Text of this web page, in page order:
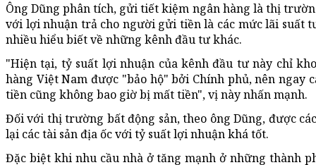
Ông Dũng phân tích, gửi tiết kiệm ngân hàng là thị
với lợi nhuận trả cho người gửi tiền là các mức lãi suất
nhiều hiểu biết về những kênh đầu tư khác.
"Hiện tại, tỷ suất lợi nhuận của kênh đầu tư này chỉ
hàng Việt Nam được "bảo hộ" bởi Chính phủ, nên ngay
tiền cũng không bao giờ bị mất tiền", vị này nhấn mạnh.
Đối với thị trường bất động sản, theo ông Dũng, được
lại các tài sản địa ốc với tỷ suất lợi nhuận khá tốt.
Đặc biệt khi nhu cầu nhà ở tăng mạnh ở những thành